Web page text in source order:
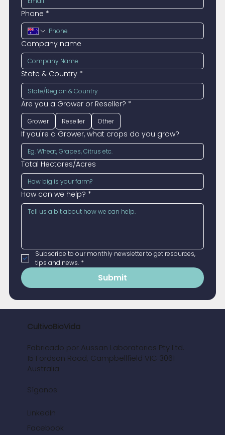
Phone *
Company name
State & Country *
Are you a Grower or Reseller? *
Grower Reseller Other
If you're a Grower, what crops do you grow?
Total Hectares/Acres
How can we help? *
Subscribe to our monthly newsletter to get resources,
tips and news. *
Submit
CultivoBioVida
Fabricado por Aussan Laboratories Pty Ltd.
15 Fordson Road, Campbellfield VIC 3061
Australia
Síganos
LinkedIn
Facebook